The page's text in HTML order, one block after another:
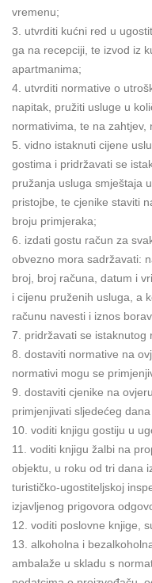
vremenu;
3. utvrditi kućni red u
ga na recepciji, te izvod iz
apartmanima;
4. utvrditi normative o
napitak, pružiti usluge u
normativima, te na zahtjev,
5. vidno istaknuti cijene
gostima i pridržavati se
pružanja usluga smještaja
pristojbe, te cjenike staviti
broju primjeraka;
6. izdati gostu račun za
obvezno mora sadržavati:
broj, broj računa, datum i
i cijenu pruženih usluga, a
računu navesti i iznos
7. pridržavati se istaknutog
8. dostaviti normative na
normativi mogu se
9. dostaviti cjenike na
primjenjivati sljedećeg
10. voditi knjigu gostiju u
11. voditi knjigu žalbi na
objektu, u roku od tri dana
turističko-ugostiteljskoj
izjavljenog prigovora
12. voditi poslovne knjige,
13. alkoholna i
ambalaže u skladu s